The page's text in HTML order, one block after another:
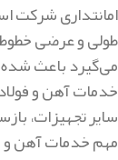
امانتداری شرکت
طولی و عرضی
می‌گیرد باعث
خدمات آهن و
سایر تجهیزات،
مهم خدمات آهن و